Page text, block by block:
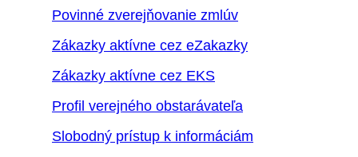
Povinné zverejňovanie zmlúv
Zákazky aktívne cez eZakazky
Zákazky aktívne cez EKS
Profil verejného obstarávateľa
Slobodný prístup k informáciám